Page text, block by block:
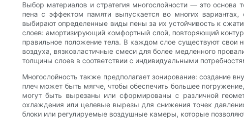
Выбор материалов и стратегия многослойности — это
пена с эффектом памяти выпускается во многих
выбирают определенные виды пены за их устойчивость к
слоев: амортизирующий комфортный слой, повторяющий
правильное положение тела. В каждом слое существуют свои
воздуха, вязкоэластичные смеси для более медленного
толщины слоев в соответствии с индивидуальными
Многослойность также предполагает зонирование: создание
плеч может быть мягче, чтобы обеспечить большее
могут быть вырезаны или сформированы с различной
охлаждения или целевые вырезы для снижения точек
блоки или регулируемые воздушные камеры, которые